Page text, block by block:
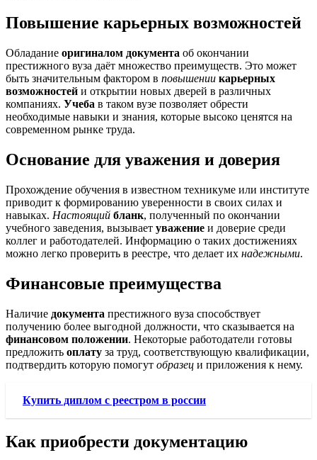
Повышение карьерных возможностей
Обладание оригиналом документа об окончании
престижного вуза даёт множество преимуществ. Это может
быть значительным фактором в повышении карьерных
возможностей и открытии новых дверей в различных
компаниях. Учеба в таком вузе позволяет обрести
необходимые навыки и знания, которые высоко ценятся на
современном рынке труда.
Основание для уважения и доверия
Прохождение обучения в известном техникуме или институте
приводит к формированию уверенности в своих силах и
навыках. Настоящий бланк, полученный по окончании
учебного заведения, вызывает уважение и доверие среди
коллег и работодателей. Информацию о таких достижениях
можно легко проверить в реестре, что делает их надежными.
Финансовые преимущества
Наличие документа престижного вуза способствует
получению более выгодной должности, что сказывается на
финансовом положении. Некоторые работодатели готовы
предложить оплату за труд, соответствующую квалификации,
подтвердить которую помогут образец и приложения к нему.
Купить диплом с реестром в россии
Как приобрести документацию